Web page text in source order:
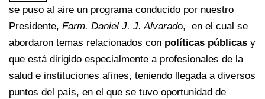
se puso al aire un programa conducido por nuestro
Presidente, Farm. Daniel J. J. Alvarado, en el cual se
abordaron temas relacionados con políticas públicas y
que está dirigido especialmente a profesionales de la
salud e instituciones afines, teniendo llegada a diversos
puntos del país, en el que se tuvo oportunidad de